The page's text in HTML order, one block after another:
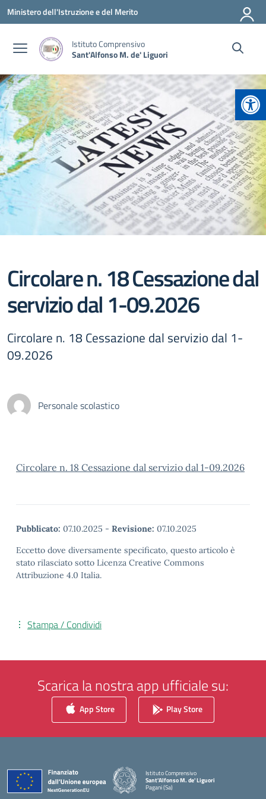
Vai ai contenuti
Vai al menu di navigazione
Vai al footer
Ministero dell'Istruzione e del Merito
Istituto Comprensivo
Sant'Alfonso M. de' Liguori
Circolare n. 18 Cessazione dal
servizio dal 1-09.2026
Circolare n. 18 Cessazione dal servizio dal 1-
09.2026
Personale scolastico
Circolare n. 18 Cessazione dal servizio dal 1-09.2026
Pubblicato: 07.10.2025 - Revisione: 07.10.2025
Eccetto dove diversamente specificato, questo articolo è
stato rilasciato sotto Licenza Creative Commons
Attribuzione 4.0 Italia.
Stampa / Condividi
Scarica la nostra app ufficiale su:
App Store Play Store
Istituto Comprensivo
Sant'Alfonso M. de' Liguori
Pagani (Sa)
— Visita la pagina iniziale della scuola